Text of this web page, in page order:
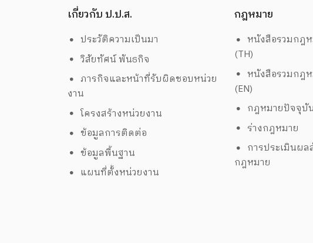
เกี่ยวกับ ป.ป.ส.
ประวัติความเป็นมา
วิสัยทัศน์ พันธกิจ
ภารกิจและหน้าที่รับผิดชอบหน่วย
งาน
โครงสร้างหน่วยงาน
ข้อมูลการติดต่อ
ข้อมูลพื้นฐาน
แผนที่ตั้งหน่วยงาน
กฎหมาย
หนังสือรวมกฎ
(TH)
หนังสือรวมกฎ
(EN)
กฎหมายปัจจุบั
ร่างกฎหมาย
การประเมินผ
กฎหมาย